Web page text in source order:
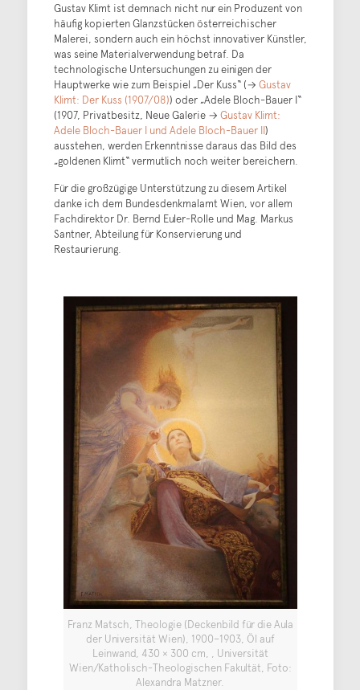
Gustav Klimt ist demnach nicht nur ein Produzent von
häufig kopierten Glanzstücken österreichischer
Malerei, sondern auch ein höchst innovativer Künstler,
was seine Materialverwendung betraf. Da
technologische Untersuchungen zu einigen der
Hauptwerke wie zum Beispiel „Der Kuss“ (→ Gustav
Klimt: Der Kuss (1907/08)) oder „Adele Bloch-Bauer I“
(1907, Privatbesitz, Neue Galerie → Gustav Klimt:
Adele Bloch-Bauer I und Adele Bloch-Bauer II)
ausstehen, werden Erkenntnisse daraus das Bild des
„goldenen Klimt“ vermutlich noch weiter bereichern.
Für die großzügige Unterstützung zu diesem Artikel
danke ich dem Bundesdenkmalamt Wien, vor allem
Fachdirektor Dr. Bernd Euler-Rolle und Mag. Markus
Santner, Abteilung für Konservierung und
Restaurierung.
Franz Matsch, Theologie (Deckenbild für die Aula
der Universität Wien), 1900–1903, Öl auf
Leinwand, 430 × 300 cm, , Universität
Wien/Katholisch-Theologischen Fakultät, Foto:
Alexandra Matzner.